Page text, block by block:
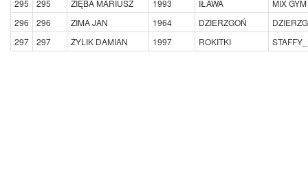
295
295 ZIĘBA MARIUSZ 1993 IŁAWA
MIX
296
296 ZIMA JAN 1964 DZIERZGOŃ
297
297 ŻYLIK DAMIAN 1997 ROKITKI